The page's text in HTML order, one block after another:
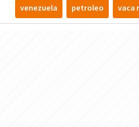
venezuela petroleo vaca